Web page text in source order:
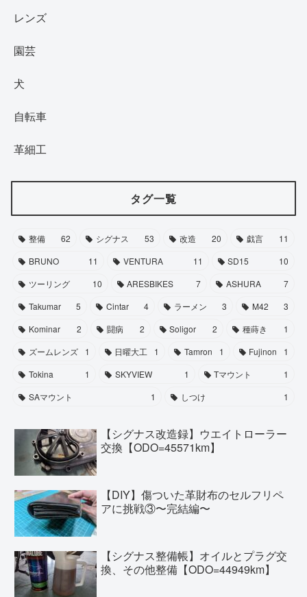
レンズ
園芸
犬
自転車
革細工
タグ一覧
整備 62 シグナス 53 改造 20 戯言
11
BRUNO
11 VENTURA 11 SD15
10
ツーリング
10 ARESBIKES 7 ASHURA
7
Takumar
5 Cintar 4 ラーメン 3 M42
3
Kominar
2 闘病 2 Soligor 2 種蒔き
1
ズームレンズ
1 日曜大工 1 Tamron 1 Fujinon
1
Tokina
1 SKYVIEW 1 Tマウント
1
SAマウント
1 しつけ 1
【シグナス改造録】ウエイトローラー
交換【ODO=45571km】
【DIY】傷ついた革財布のセルフリペ
アに挑戦③〜完結編〜
【シグナス整備帳】オイルとプラグ交
換、その他整備【ODO=44949km】